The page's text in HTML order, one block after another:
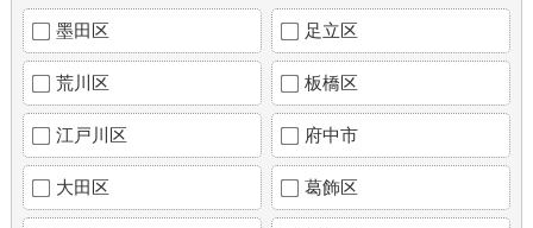
墨田区 足立区
荒川区 板橋区
江戸川区 府中市
大田区 葛飾区